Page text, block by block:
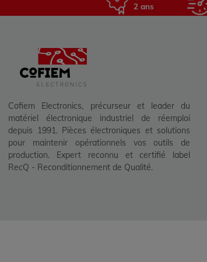
2 ans
Cofiem Electronics, précurseur et leader du
matériel électronique industriel de réemploi
depuis 1991. Pièces électroniques et solutions
pour maintenir opérationnels vos outils de
production. Expert reconnu et certifié label
RecQ - Reconditionnement de Qualité.